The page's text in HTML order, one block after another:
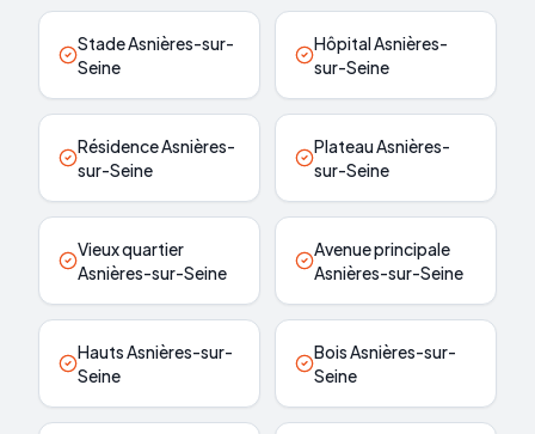
Stade Asnières-sur-
Seine
Hôpital Asnières-
sur-Seine
Résidence Asnières-
sur-Seine
Plateau Asnières-
sur-Seine
Vieux quartier
Asnières-sur-Seine
Avenue principale
Asnières-sur-Seine
Hauts Asnières-sur-
Seine
Bois Asnières-sur-
Seine